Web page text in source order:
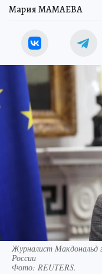
Мария МАМАЕВА
Журналист Макдональд
России
Фото: REUTERS.